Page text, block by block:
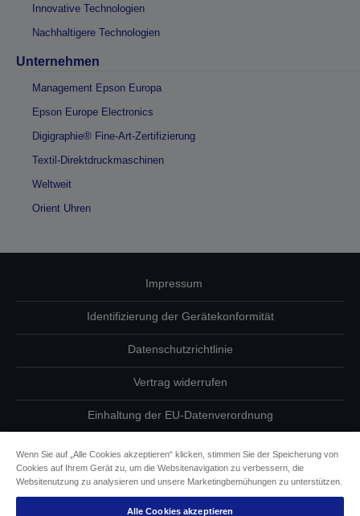
Innovative Technologien
Nachhaltigere Technologien
Unternehmen
Management Epson Europa
Epson Europe Electronics
Digigraphie® Fine-Art-Zertifizierung
Textil-Direktdruckmaschinen
Weltweit
Orient Uhren
Impressum
Identifizierung der Gerätekonformität
Datenschutzrichtlinie
Vertrag widerrufen
Einhaltung der EU-Datenverordnung
Informationen zu Cookies
Epson Engagement für Barrierefreiheit
Wenn Sie auf „Alle Cookies akzeptieren“ klicken, stimmen Sie der Speicherung von
Cookies auf Ihrem Gerät zu, um die Websitenavigation zu verbessern, die
Websitenutzung zu analysieren und unsere Marketingbemühungen zu unterstützen.
Alle Cookies akzeptieren